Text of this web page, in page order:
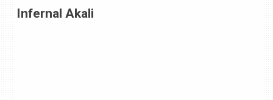
Infernal Akali